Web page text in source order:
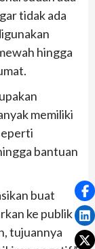
tidak ada
hingga
memiliki
bantuan
buat
ke publik
tujuannya